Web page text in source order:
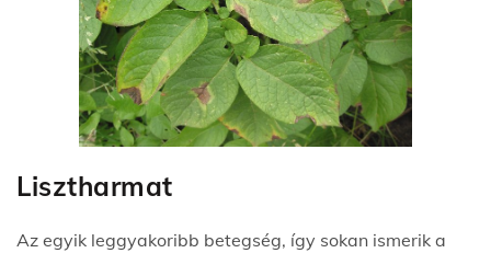
Lisztharmat
Az egyik leggyakoribb betegség, így sokan ismerik a